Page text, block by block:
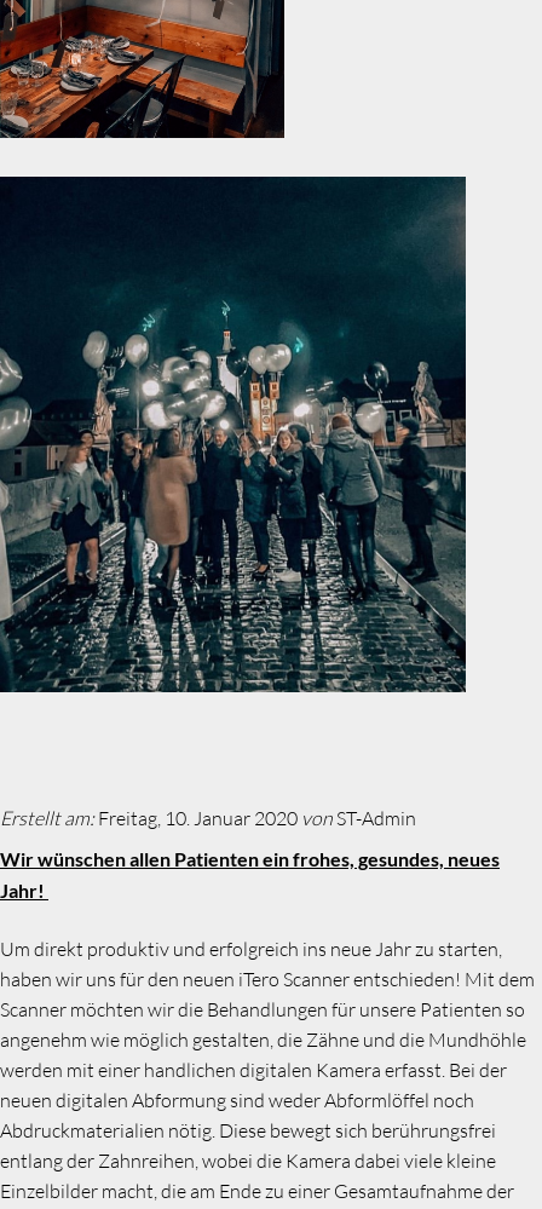
Erstellt am:Freitag, 10. Januar 2020 vonST-Admin
Wir wünschen allen Patienten ein frohes, gesundes, neues
Jahr!
Um direkt produktiv und erfolgreich ins neue Jahr zu starten,
haben wir uns für den neuen iTero Scanner entschieden! Mit dem
Scanner möchten wir die Behandlungen für unsere Patienten so
angenehm wie möglich gestalten, die Zähne und die Mundhöhle
werden mit einer handlichen digitalen Kamera erfasst. Bei der
neuen digitalen Abformung sind weder Abformlöffel noch
Abdruckmaterialien nötig. Diese bewegt sich berührungsfrei
entlang der Zahnreihen, wobei die Kamera dabei viele kleine
Einzelbilder macht, die am Ende zu einer Gesamtaufnahme der